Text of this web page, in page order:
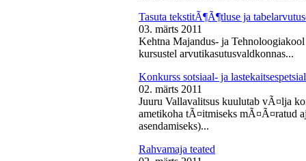
Tasuta tekstitÃ¶Ã¶tluse ja
03. märts 2011
Kehtna Majandus- ja
kursustel arvutikasutusvaldkonnas...
Konkurss sotsiaal- ja
02. märts 2011
Juuru Vallavalitsus kuulutab vÃ¤lja
ametikoha tÃ¤itmiseks mÃ¤Ã¤ratud
asendamiseks)...
Rahvamaja teated